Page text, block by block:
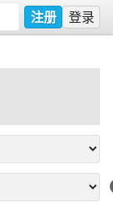
注册 登录